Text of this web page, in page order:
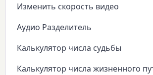
Изменить скорость видео
Аудио Разделитель
Калькулятор числа судьбы
Калькулятор числа жизненного